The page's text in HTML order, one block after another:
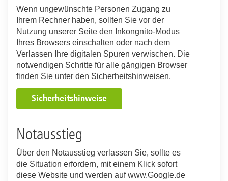
Wenn ungewünschte Personen Zugang zu
Ihrem Rechner haben, sollten Sie vor der
Nutzung unserer Seite den Inkongnito-Modus
Ihres Browsers einschalten oder nach dem
Verlassen Ihre digitalen Spuren verwischen. Die
notwendigen Schritte für alle gängigen Browser
finden Sie unter den Sicherheitshinweisen.
Sicherheitshinweise
Notausstieg
Über den Notausstieg verlassen Sie, sollte es
die Situation erfordern, mit einem Klick sofort
diese Website und werden auf www.Google.de
Das MHH-Institut für Rechtsmedizin verfügt über
die notwendigen forensischen Kenntnisse und
Erfahrungen bei der gerichtsverwertbaren
Befunddokumentation. Deshalb sind die ersten
beiden Beweisambulanzen auch an den
Standorten Hannover und Oldenburg angesiedelt.
Das „Netzwerk ProBeweis“ soll aber noch größer
ist, dass jedes Opfer in Niedersachsen nicht mehr
als 100 Kilometer von einer Untersuchungsstelle
Klintschar, Direktor des Instituts für Rechtsmedizin.
Dafür möchte er in ganz Niedersachsen
mindestens zehn Partnerkliniken gewinnen, die
über eine Notfallambulanz/Chirurgie und eine
Gynäkologie verfügen.